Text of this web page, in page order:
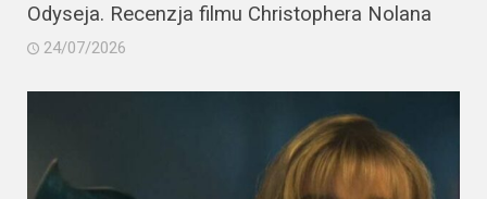
Odyseja. Recenzja filmu Christophera Nolana
24/07/2026